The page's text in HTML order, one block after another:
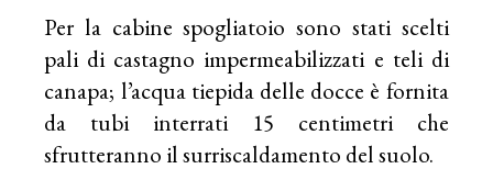
Per la cabine spogliatoio sono stati scelti
pali di castagno impermeabilizzati e teli di
canapa; l’acqua tiepida delle docce è fornita
da tubi interrati 15 centimetri che
sfrutteranno il surriscaldamento del suolo.